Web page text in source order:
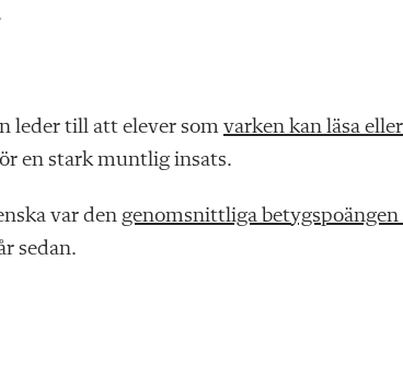
leder till att elever som varken kan läsa eller
en stark muntlig insats.
var den genomsnittliga betygspoängen
sedan.